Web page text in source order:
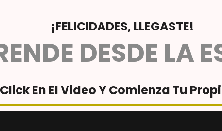
¡FELICIDADES, LLEGASTE!
DESDE LA
En El Video Y Comienza Tu